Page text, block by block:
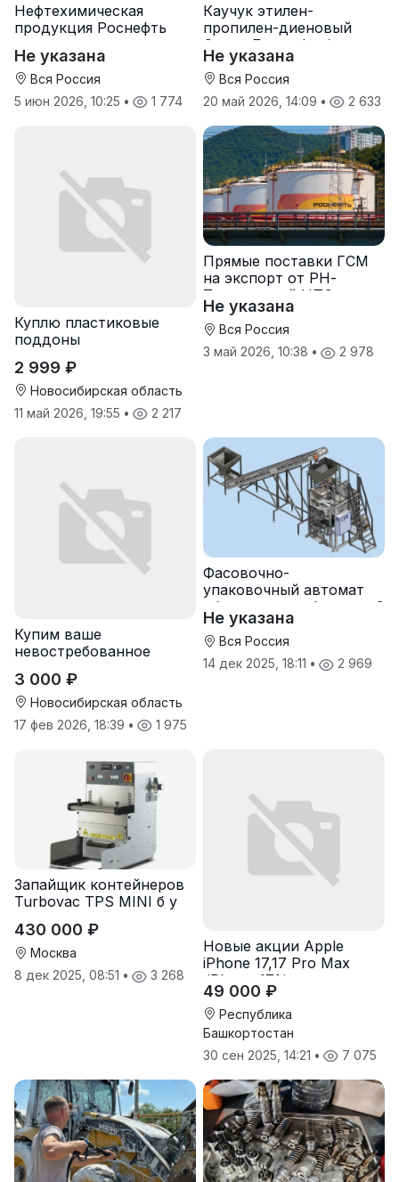
Нефтехимическая
продукция Роснефть
Не указана
Вся Россия
5 июн 2026, 10:25 • 1 774
Каучук этилен-
пропилен-диеновый
Скэпт-Башнефть/
Роснефть
Не указана
Вся Россия
20 май 2026, 14:09 • 2 633
Куплю пластиковые
поддоны
2 999 ₽
Новосибирская область
11 май 2026, 19:55 • 2 217
Прямые поставки ГСМ
на экспорт от РН-
Туапсинский НПЗ
Не указана
Вся Россия
3 май 2026, 10:38 • 2 978
Купим ваше
невостребованное
оборудование и
инвентарь
3 000 ₽
Новосибирская область
17 фев 2026, 18:39 • 1 975
Фасовочно-
упаковочный автомат
оборудование фасовки 3
кг, 5 кг, 10 кг
Не указана
Вся Россия
14 дек 2025, 18:11 • 2 969
Запайщик контейнеров
Turbovac TPS MINI б у
430 000 ₽
Москва
8 дек 2025, 08:51 • 3 268
Новые акции Apple
iPhone 17,17 Pro Max
,iPhone 17Air,
разблокирован ios26
49 000 ₽
Республика
Башкортостан
30 сен 2025, 14:21 • 7 075